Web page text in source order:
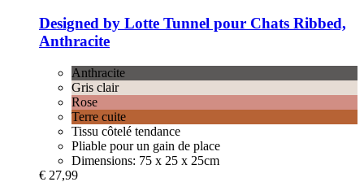
Designed by Lotte Tunnel pour Chats Ribbed,
Anthracite
Anthracite
Gris clair
Rose
Terre cuite
Tissu côtelé tendance
Pliable pour un gain de place
Dimensions: 75 x 25 x 25cm
€ 27,99